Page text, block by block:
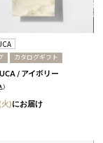
カタログギフト
/ アイボリー
）
)にお届け